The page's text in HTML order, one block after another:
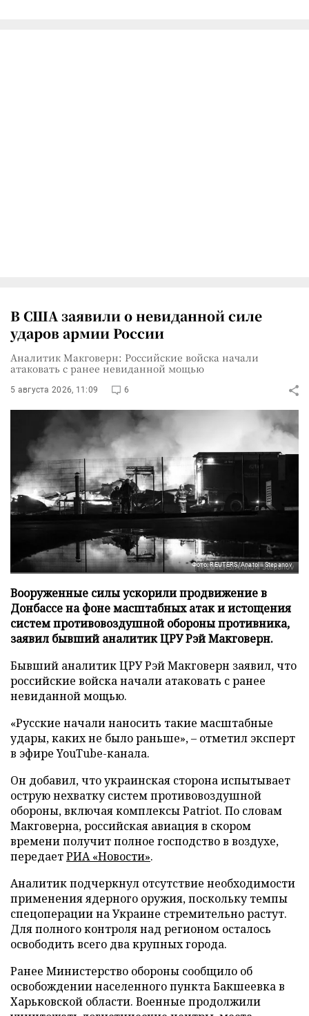
В США заявили о невиданной силе
ударов армии России
Аналитик Макговерн: Российские войска начали
атаковать с ранее невиданной мощью
5 августа 2026, 11:09 6
Фото: REUTERS/Anatolii Stepanov
Вооруженные силы ускорили продвижение в
Донбассе на фоне масштабных атак и истощения
систем противовоздушной обороны противника,
заявил бывший аналитик ЦРУ Рэй Макговерн.
Бывший аналитик ЦРУ Рэй Макговерн заявил, что
российские войска начали атаковать с ранее
невиданной мощью.
«Русские начали наносить такие масштабные
удары, каких не было раньше», – отметил эксперт
в эфире YouTube-канала.
Он добавил, что украинская сторона испытывает
острую нехватку систем противовоздушной
обороны, включая комплексы Patriot. По словам
Макговерна, российская авиация в скором
времени получит полное господство в воздухе,
передаетРИА «Новости».
Аналитик подчеркнул отсутствие необходимости
применения ядерного оружия, поскольку темпы
спецоперации на Украине стремительно растут.
Для полного контроля над регионом осталось
освободить всего два крупных города.
Ранее Министерство обороны сообщило об
освобождении населенного пункта Бакшеевка в
Харьковской области. Военные продолжили